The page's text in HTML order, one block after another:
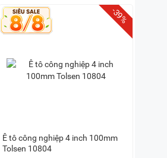
-39%
Ê tô công nghiệp 4 inch 100mm
Tolsen 10804